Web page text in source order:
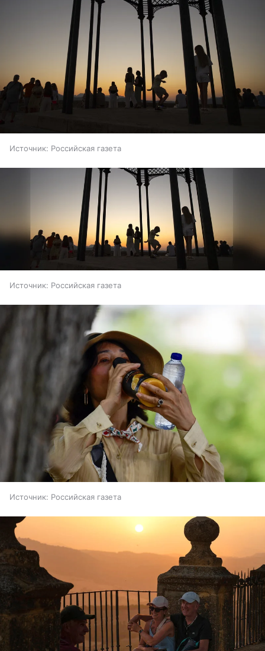
Источник: Российская газета
Источник: Российская газета
Источник: Российская газета